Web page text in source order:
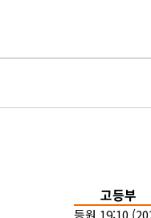
고등부
등원 19:10